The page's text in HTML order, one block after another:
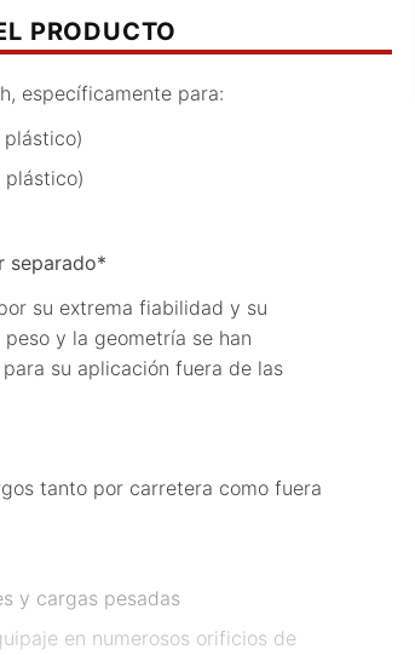
PRODUCTO
específicamente para:
plástico)
plástico)
separado*
su extrema fiabilidad y su
y la geometría se han
su aplicación fuera de las
tanto por carretera como fuera
y cargas pesadas
en numerosos orificios de